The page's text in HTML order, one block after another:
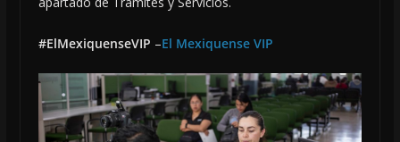
#ElMexiquenseVIP –El Mexiquense VIP